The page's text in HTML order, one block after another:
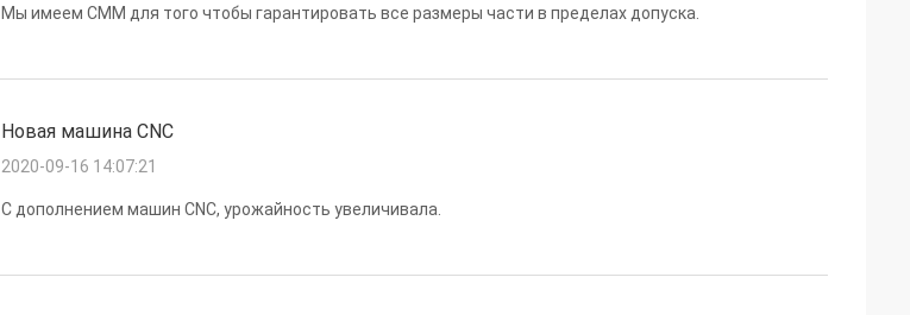
Мы имеем CMM для того чтобы гарантировать все размеры части в пределах допуска.
Новая машина CNC
2020-09-16 14:07:21
С дополнением машин CNC, урожайность увеличивала.